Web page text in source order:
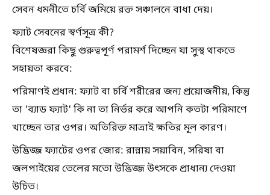
সেবন ধমনীতে চর্বি জমিয়ে রক্ত সঞ্চালনে বাধা দেয়।
ফ্যাট সেবনের স্বর্ণসূত্র কী?
বিশেষজ্ঞরা কিছু গুরুত্বপূর্ণ পরামর্শ দিচ্ছেন যা সুস্থ থাকতে
সহায়তা করবে:
পরিমাণই প্রধান: ফ্যাট বা চর্বি শরীরের জন্য প্রয়োজনীয়, কিন্তু
তা 'ব্যাড ফ্যাট' কি না তা নির্ভর করে আপনি কতটা পরিমাণে
খাচ্ছেন তার ওপর। অতিরিক্ত মাত্রাই ক্ষতির মূল কারণ।
উদ্ভিজ্জ ফ্যাটের ওপর জোর: রান্নায় সয়াবিন, সরিষা বা
জলপাইয়ের তেলের মতো উদ্ভিজ্জ উৎসকে প্রাধান্য দেওয়া
উচিত।